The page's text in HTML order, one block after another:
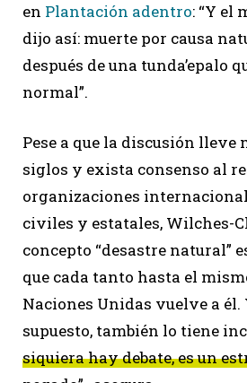
en Plantación adentro: “Y el
dijo así: muerte por causa
después de una tunda’epalo
normal”.
Pese a que la discusión lleve
siglos y exista consenso al
organizaciones
civiles y estatales, Wilches-
concepto “desastre natural”
que cada tanto hasta el
Naciones Unidas vuelve a él.
supuesto, también lo tiene
siquiera hay debate, es un